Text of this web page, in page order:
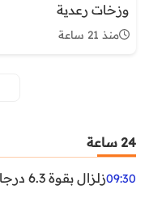
وزخات رعدية
منذ 21 ساعة
24 ساعة
09:30زلزال بقوة 6.3 درجات يضرب جنوب الفلبين.. ولا تحذير من تسونامي حتى الآن